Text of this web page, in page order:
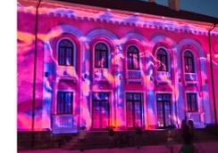
УКРАЙНА
СПОРТ
РАЗСЛЕДВАНЕ
БИЗНЕС
ЮГ